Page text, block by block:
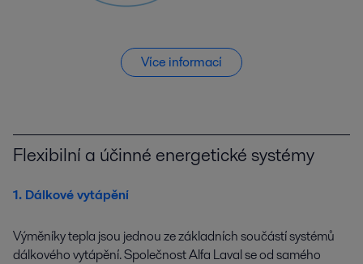
Více informací
Flexibilní a účinné energetické systémy
1. Dálkové vytápění
Výměníky tepla jsou jednou ze základních součástí systémů
dálkového vytápění. Společnost Alfa Laval se od samého